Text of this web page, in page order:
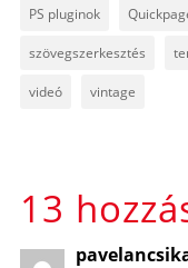
PS pluginok
szövegszerkesztés
videó vintage
13